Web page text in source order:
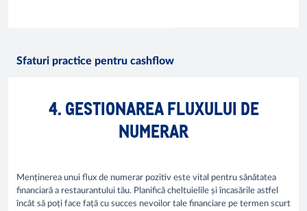
Sfaturi practice pentru cashflow
4. GESTIONAREA FLUXULUI DE
NUMERAR
Menținerea unui flux de numerar pozitiv este vital pentru sănătatea
financiară a restaurantului tău. Planifică cheltuielile și încasările astfel
încât să poți face față cu succes nevoilor tale financiare pe termen scurt